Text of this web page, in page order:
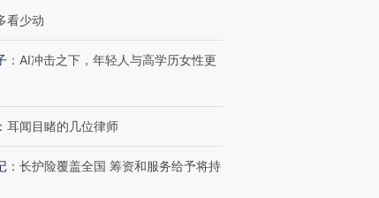
看少动
： AI冲击之下，年轻人与高学历女性更
： 耳闻目睹的几位律师
： 长护险覆盖全国 筹资和服务给予将持